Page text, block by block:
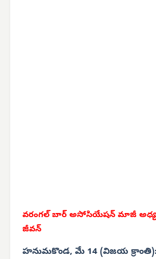
వరంగల్ బార్ అసోసియేషన్ మాజీ
జీవన్
హనుమకొండ, మే 14 (విజయ క్రాంతి):